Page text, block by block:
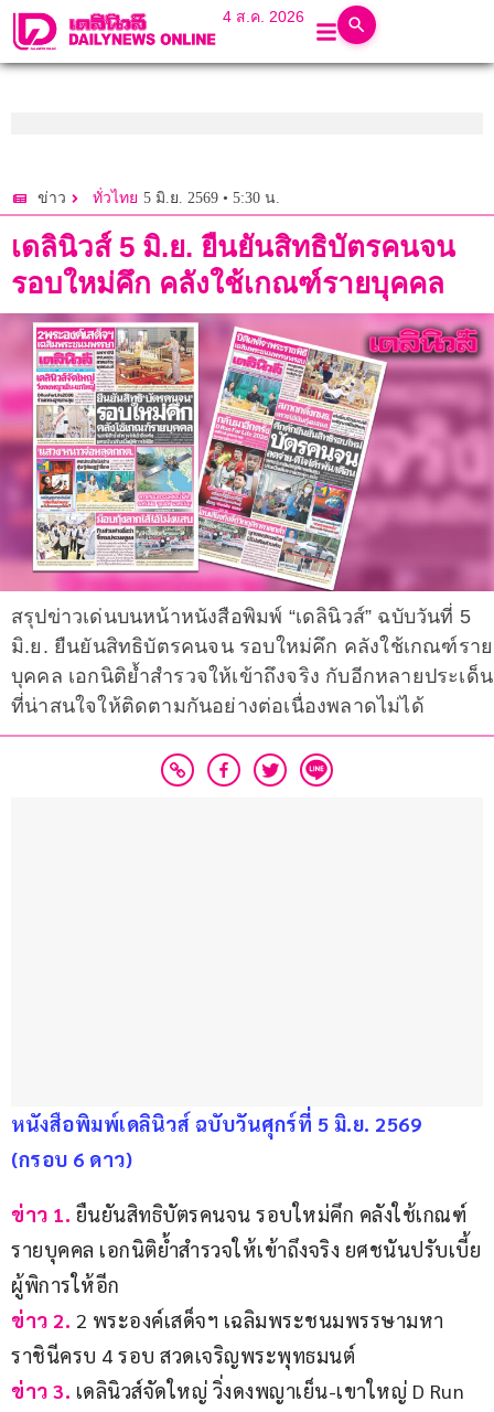
4 ส.ค. 2026
ข่าว ทั่วไทย 5 มิ.ย. 2569 • 5:30 น.
เดลินิวส์ 5 มิ.ย. ยืนยันสิทธิบัตรคนจน
รอบใหม่คึก คลังใช้เกณฑ์รายบุคคล
สรุปข่าวเด่นบนหน้าหนังสือพิมพ์ “เดลินิวส์” ฉบับวันที่ 5
มิ.ย. ยืนยันสิทธิบัตรคนจน รอบใหม่คึก คลังใช้เกณฑ์ราย
บุคคล เอกนิติย้ำสำรวจให้เข้าถึงจริง กับอีกหลายประเด็น
ที่น่าสนใจให้ติดตามกันอย่างต่อเนื่องพลาดไม่ได้
หนังสือพิมพ์เดลินิวส์ ฉบับวันศุกร์ที่ 5 มิ.ย. 2569
(กรอบ 6 ดาว)
ข่าว 1. ยืนยันสิทธิบัตรคนจน รอบใหม่คึก คลังใช้เกณฑ์
รายบุคคล เอกนิติย้ำสำรวจให้เข้าถึงจริง ยศชนันปรับเบี้ย
ผู้พิการให้อีก
ข่าว 2. 2 พระองค์เสด็จฯ เฉลิมพระชนมพรรษามหา
ราชินีครบ 4 รอบ สวดเจริญพระพุทธมนต์
ข่าว 3. เดลินิวส์จัดใหญ่ วิ่งดงพญาเย็น-เขาใหญ่ D Run